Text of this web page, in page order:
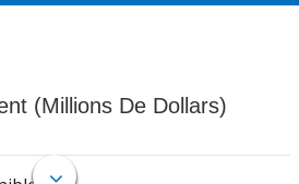
(Millions De Dollars)